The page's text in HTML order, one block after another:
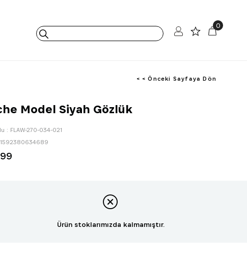
0
< < Önceki Sayfaya Dön
Model Siyah Gözlük
FLAW-270-034-021
1592380634689
Ürün stoklarımızda kalmamıştır.